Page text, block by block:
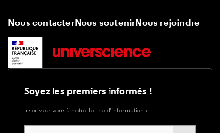
Nous contacterNous soutenirNous rejoindre
Soyez les premiers informés !
Inscrivez-vous à notre lettre d’information :